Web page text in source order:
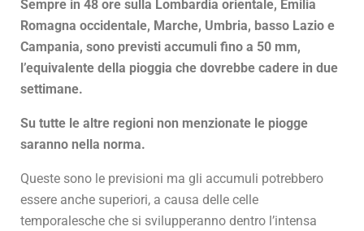
Sempre in 48 ore sulla Lombardia orientale, Emilia
Romagna occidentale, Marche, Umbria, basso Lazio e
Campania, sono previsti accumuli fino a 50 mm,
l’equivalente della pioggia che dovrebbe cadere in due
settimane.
Su tutte le altre regioni non menzionate le piogge
saranno nella norma.
Queste sono le previsioni ma gli accumuli potrebbero
essere anche superiori, a causa delle celle
temporalesche che si svilupperanno dentro l’intensa